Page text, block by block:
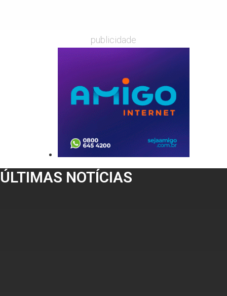
publicidade
ÚLTIMAS NOTÍCIAS